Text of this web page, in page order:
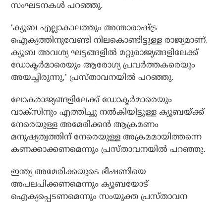
സംഘടനകൾ പറഞ്ഞു.
‘ക്യൂബ എല്ലാകാലത്തും അന്താരാഷ്ട്ര
ഐക്യത്തിനുവേണ്ടി നിലകൊണ്ടിട്ടുള്ള രാജ്യമാണ്.
ക്യൂബ അവശ്യ ഘട്ടങ്ങളിൽ മറ്റുരാജ്യങ്ങളിലേക്ക്
ഡോക്ടർമാരെയും ആരോഗ്യ പ്രവർത്തകരെയും
അയച്ചിരുന്നു,’ പ്രസ്താവനയിൽ പറഞ്ഞു.
ലോകരാജ്യങ്ങളിലേക്ക് ഡോക്ടർമാരെയും
വാക്‌സിനും എത്തിച്ചു നൽകിയിട്ടുള്ള ക്യൂബയ്ക്ക്
നേരെയുള്ള അമേരിക്കൻ ആക്രമണം
മനുഷ്യത്വത്തിന്‌ നേരെയുള്ള അക്രമമായിത്തന്നെ
കണക്കാക്കണമെന്നും പ്രസ്താവനയിൽ പറഞ്ഞു.
ഇന്ത്യ അമേരിക്കയുടെ ഭീഷണിയെ
അപലപിക്കണമെന്നും ക്യൂബയോട്
ഐക്യപ്പെടണമെന്നും സംയുക്ത പ്രസ്താവന